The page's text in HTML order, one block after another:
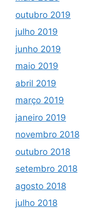
outubro 2019
julho 2019
junho 2019
maio 2019
abril 2019
março 2019
janeiro 2019
novembro 2018
outubro 2018
setembro 2018
agosto 2018
julho 2018